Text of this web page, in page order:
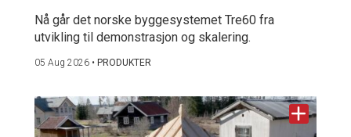
Nå går det norske byggesystemet Tre60 fra
utvikling til demonstrasjon og skalering.
05 Aug 2026 • PRODUKTER